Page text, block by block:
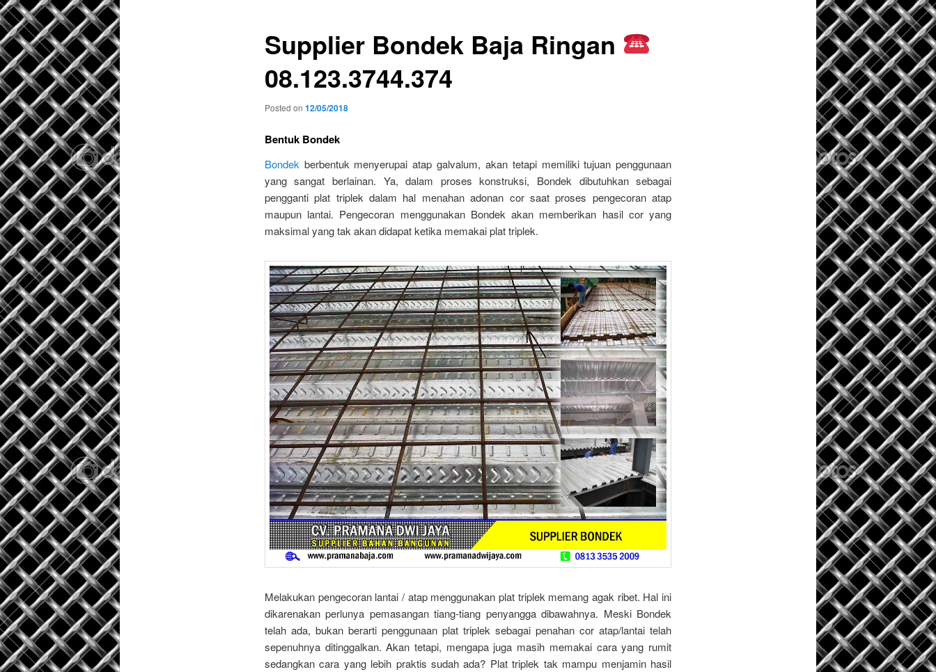
Supplier Bondek Baja Ringan
08.123.3744.374
Posted on 12/05/2018
Bentuk Bondek
Bondekberbentuk menyerupai atap galvalum, akan tetapi memiliki tujuan penggunaan
yang sangat berlainan. Ya, dalam proses konstruksi, Bondek dibutuhkan sebagai
pengganti plat triplek dalam hal menahan adonan cor saat proses pengecoran atap
maupun lantai. Pengecoran menggunakan Bondek akan memberikan hasil cor yang
maksimal yang tak akan didapat ketika memakai plat triplek.
Melakukan pengecoran lantai / atap menggunakan plat triplek memang agak ribet. Hal ini
dikarenakan perlunya pemasangan tiang-tiang penyangga dibawahnya. Meski Bondek
telah ada, bukan berarti penggunaan plat triplek sebagai penahan cor atap/lantai telah
sepenuhnya ditinggalkan. Akan tetapi, mengapa juga masih memakai cara yang rumit
sedangkan cara yang lebih praktis sudah ada? Plat triplek tak mampu menjamin hasil